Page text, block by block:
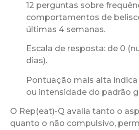
12 perguntas sobre
comportamentos de
últimas 4 semanas.
Escala de resposta: de 0
dias).
Pontuação mais alta
ou intensidade do padrão
O Rep(eat)-Q avalia tanto o
quanto o não compulsivo,